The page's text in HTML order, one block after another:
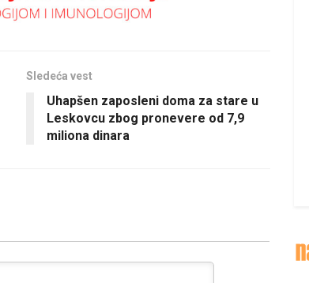
Sledeća vest
Uhapšen zaposleni doma za stare u
Leskovcu zbog pronevere od 7,9
miliona dinara